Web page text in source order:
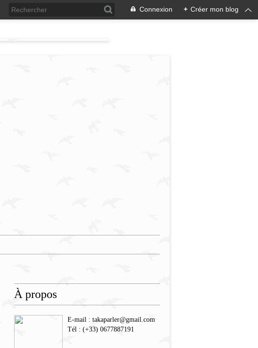
Connexion + Créer mon blog
À propos
E-mail : takaparler@gmail.com
Tél : (+33) 0677887191